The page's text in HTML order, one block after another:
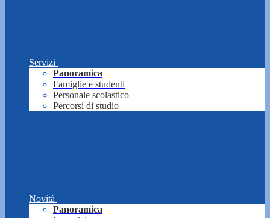
Servizi
Panoramica
Famiglie e studenti
Personale scolastico
Percorsi di studio
Novità
Panoramica